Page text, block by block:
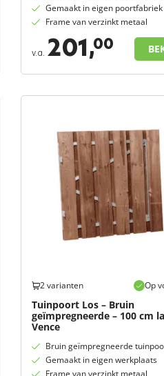
Gemaakt in eigen poortfabriek
Frame van verzinkt metaal
v.a. 201,00
2 varianten Op
Tuinpoort Los – Bruin
geïmpregneerde – 100 cm
Vence
Bruin geïmpregneerde
Gemaakt in eigen werkplaats
Frame van verzinkt metaal